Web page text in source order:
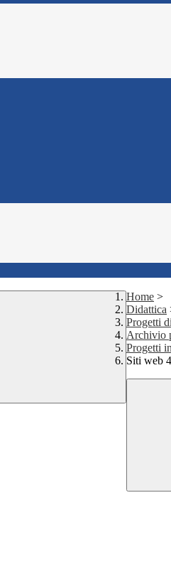
Home >
Didattica
Progetti
Archivio
Progetti
Siti web